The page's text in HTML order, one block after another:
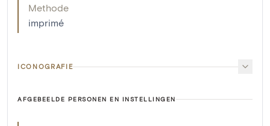
Methode
imprimé
ICONOGRAFIE
AFGEBEELDE PERSONEN EN INSTELLINGEN